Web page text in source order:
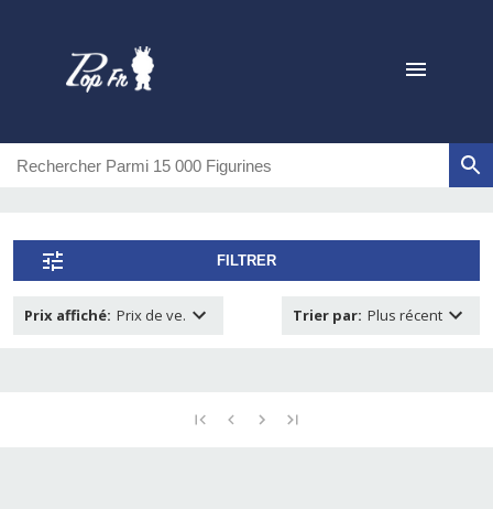
FILTRER
Prix affiché: Prix de ve. Trier par: Plus récent